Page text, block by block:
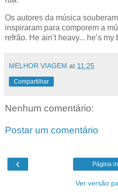
Os autores da música
inspiraram para comporem a
refrão. He ain’t heavy... he’s my
MELHOR VIAGEM at 11:25
Compartilhar
Nenhum comentário:
Postar um comentário
‹ Página
Ver versão